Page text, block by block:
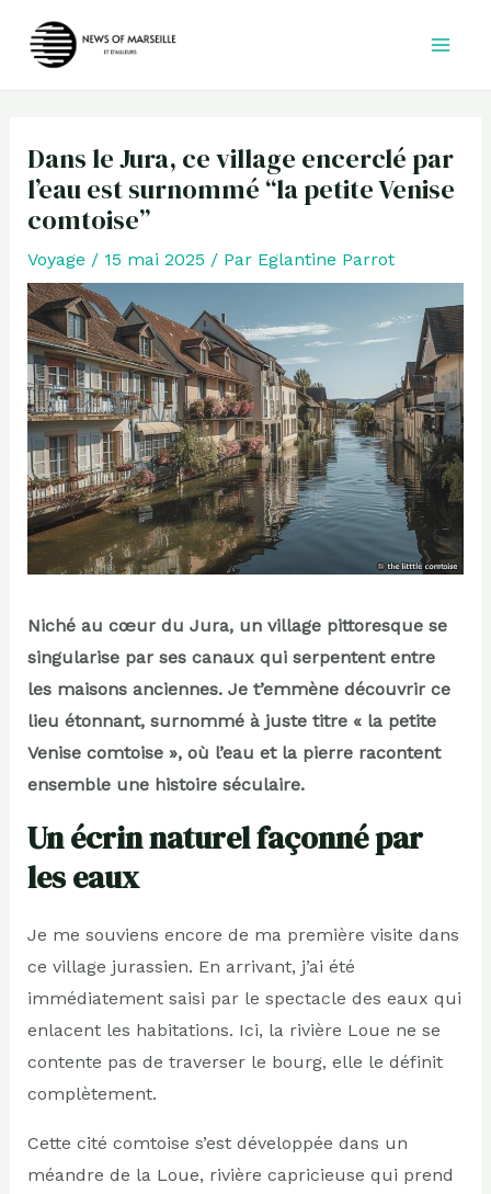
Dans le Jura, ce village encerclé par
l’eau est surnommé “la petite Venise
comtoise”
Voyage / 15 mai 2025 / Par Eglantine Parrot
Niché au cœur du Jura, un village pittoresque se
singularise par ses canaux qui serpentent entre
les maisons anciennes. Je t’emmène découvrir ce
lieu étonnant, surnommé à juste titre « la petite
Venise comtoise », où l’eau et la pierre racontent
ensemble une histoire séculaire.
Un écrin naturel façonné par
les eaux
Je me souviens encore de ma première visite dans
ce village jurassien. En arrivant, j’ai été
immédiatement saisi par le spectacle des eaux qui
enlacent les habitations. Ici, la rivière Loue ne se
contente pas de traverser le bourg, elle le définit
complètement.
Cette cité comtoise s’est développée dans un
méandre de la Loue, rivière capricieuse qui prend